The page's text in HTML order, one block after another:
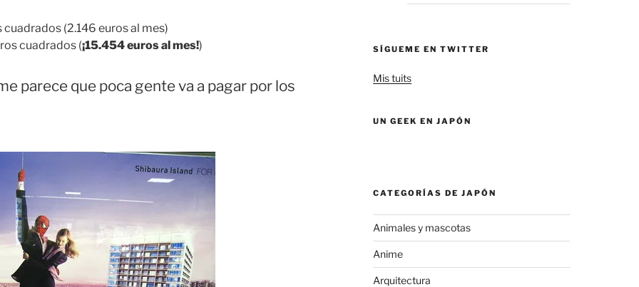
(2.146 euros al mes)
cuadrados (¡15.454 euros al mes!)
parece que poca gente va a pagar por los
SÍGUEME EN TWITTER
Mis tuits
UN GEEK EN JAPÓN
CATEGORÍAS DE JAPÓN
Animales y mascotas
Anime
Arquitectura